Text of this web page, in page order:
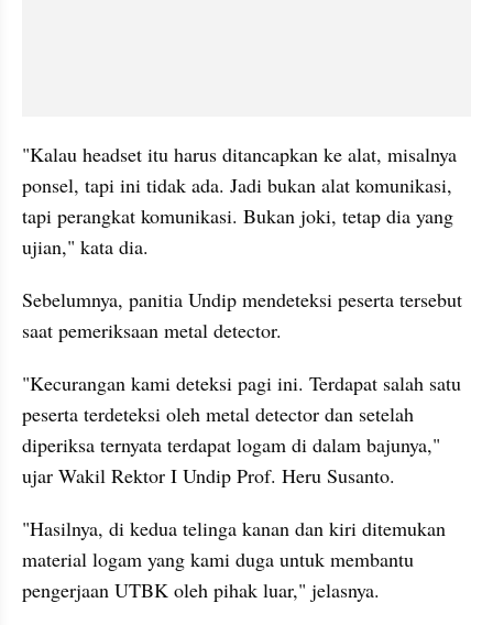
"Kalau headset itu harus ditancapkan ke alat, misalnya
ponsel, tapi ini tidak ada. Jadi bukan alat komunikasi,
tapi perangkat komunikasi. Bukan joki, tetap dia yang
ujian," kata dia.
Sebelumnya, panitia Undip mendeteksi peserta tersebut
saat pemeriksaan metal detector.
"Kecurangan kami deteksi pagi ini. Terdapat salah satu
peserta terdeteksi oleh metal detector dan setelah
diperiksa ternyata terdapat logam di dalam bajunya,"
ujar Wakil Rektor I Undip Prof. Heru Susanto.
"Hasilnya, di kedua telinga kanan dan kiri ditemukan
material logam yang kami duga untuk membantu
pengerjaan UTBK oleh pihak luar," jelasnya.